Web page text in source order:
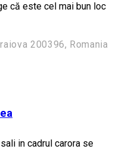
că este cel mai bun loc
200396, Romania
in cadrul carora se